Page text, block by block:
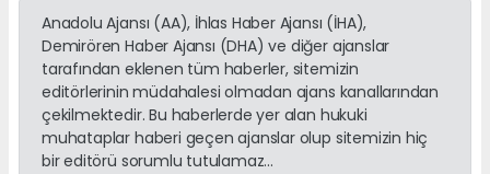
Anadolu Ajansı (AA), İhlas Haber Ajansı (İHA),
Demirören Haber Ajansı (DHA) ve diğer ajanslar
tarafından eklenen tüm haberler, sitemizin
editörlerinin müdahalesi olmadan ajans kanallarından
çekilmektedir. Bu haberlerde yer alan hukuki
muhataplar haberi geçen ajanslar olup sitemizin hiç
bir editörü sorumlu tutulamaz...